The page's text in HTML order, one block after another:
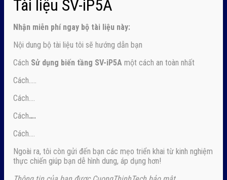
Tài liệu SV-iP5A
Nhận miễn phí ngay bộ tài liệu này:
Nội dung bộ tài liệu tôi sẽ hướng dẫn bạn
Cách Sử dụng biến tầng SV-iP5A một cách an toàn nhất
Cách…..
Cách….
Cách….
Cách….
Ngoài ra, tôi còn gửi đến bạn các mẹo triển khai từ kinh nghiệm
thực chiến giúp bạn dễ hình dung, áp dụng hơn!